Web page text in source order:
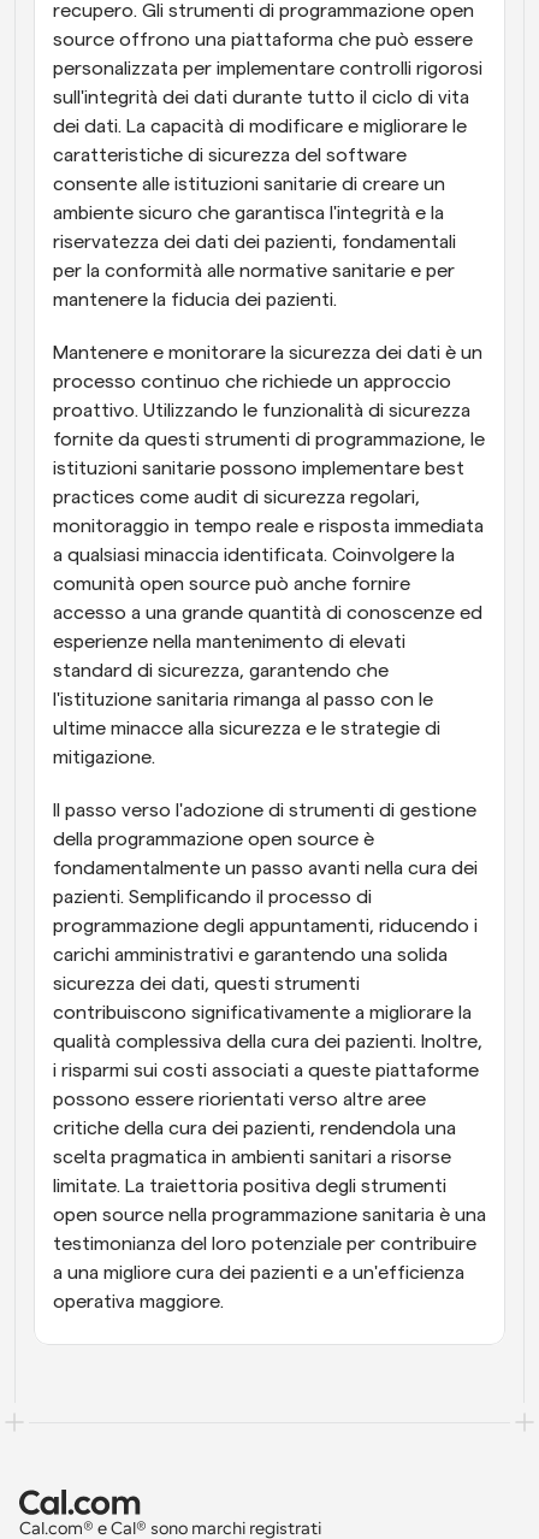
recupero. Gli strumenti di programmazione open
source offrono una piattaforma che può essere
personalizzata per implementare controlli rigorosi
sull'integrità dei dati durante tutto il ciclo di vita
dei dati. La capacità di modificare e migliorare le
caratteristiche di sicurezza del software
consente alle istituzioni sanitarie di creare un
ambiente sicuro che garantisca l'integrità e la
riservatezza dei dati dei pazienti, fondamentali
per la conformità alle normative sanitarie e per
mantenere la fiducia dei pazienti.
Mantenere e monitorare la sicurezza dei dati è un
processo continuo che richiede un approccio
proattivo. Utilizzando le funzionalità di sicurezza
fornite da questi strumenti di programmazione, le
istituzioni sanitarie possono implementare best
practices come audit di sicurezza regolari,
monitoraggio in tempo reale e risposta immediata
a qualsiasi minaccia identificata. Coinvolgere la
comunità open source può anche fornire
accesso a una grande quantità di conoscenze ed
esperienze nella mantenimento di elevati
standard di sicurezza, garantendo che
l'istituzione sanitaria rimanga al passo con le
ultime minacce alla sicurezza e le strategie di
mitigazione.
Il passo verso l'adozione di strumenti di gestione
della programmazione open source è
fondamentalmente un passo avanti nella cura dei
pazienti. Semplificando il processo di
programmazione degli appuntamenti, riducendo i
carichi amministrativi e garantendo una solida
sicurezza dei dati, questi strumenti
contribuiscono significativamente a migliorare la
qualità complessiva della cura dei pazienti. Inoltre,
i risparmi sui costi associati a queste piattaforme
possono essere riorientati verso altre aree
critiche della cura dei pazienti, rendendola una
scelta pragmatica in ambienti sanitari a risorse
limitate. La traiettoria positiva degli strumenti
open source nella programmazione sanitaria è una
testimonianza del loro potenziale per contribuire
a una migliore cura dei pazienti e a un'efficienza
operativa maggiore.
Cal.com® e Cal® sono marchi registrati